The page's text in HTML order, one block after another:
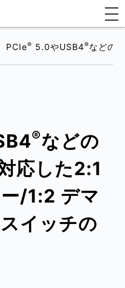
PCIe® 5.0やUSB4®などの
®などの
応した2:1
/1:2 デマ
イッチの